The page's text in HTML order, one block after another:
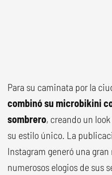
Para su caminata por la
combinó su microbikini
sombrero, creando un
su estilo único. La
Instagram generó una
numerosos elogios de sus